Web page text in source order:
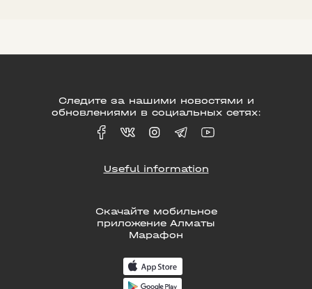
Скачайте мобильное
приложение Алматы
Марафон
Следите за нашими новостями и
обновлениями в социальных сетях:
Useful information